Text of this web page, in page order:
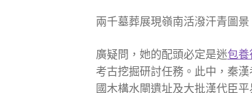
兩千墓葬展現嶺南活潑汗青圖景
廣疑問，她的配頭必定是迷包養
考古挖掘研討任務。此中，秦
國木構水閘遺址及大批漢代臣平